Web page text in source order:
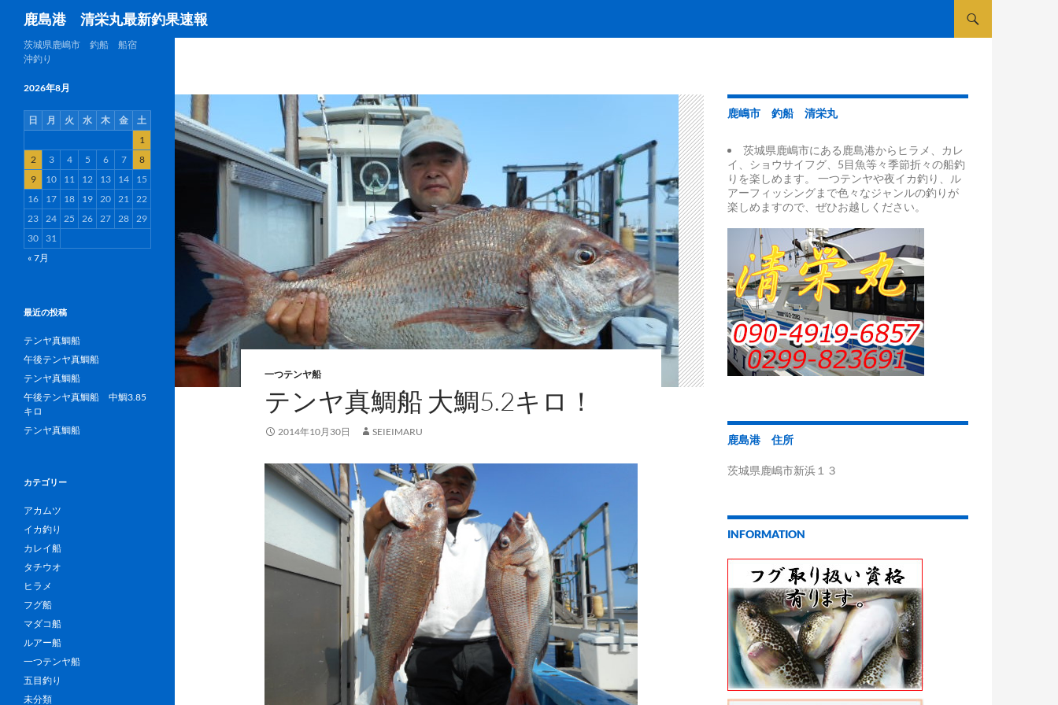
鹿島港 清栄丸最新釣果速報
一つテンヤ船
テンヤ真鯛船 大鯛5.2キロ！
2014年10月30日 SEIEIMARU
鹿嶋市 釣船 清栄丸
茨城県鹿嶋市にある鹿島港からヒラメ、カレ
イ、ショウサイフグ、5目魚等々季節折々の船釣
りを楽しめます。 一つテンヤや夜イカ釣り、ル
アーフィッシングまで色々なジャンルの釣りが
楽しめますので、ぜひお越しください。
鹿島港 住所
茨城県鹿嶋市新浜１３
INFORMATION
茨城県鹿嶋市 釣船 船宿
沖釣り
2026年8月
日 月 火 水 木 金
土
1
2
3 4 5 6 7
8
9
10 11 12 13 14
15
16
17 18 19 20 21 22
23 24 25 26 27 28 29
30
31
« 7月
最近の投稿
テンヤ真鯛船
午後テンヤ真鯛船
テンヤ真鯛船
午後テンヤ真鯛船 中鯛3.85
キロ
テンヤ真鯛船
カテゴリー
アカムツ
イカ釣り
カレイ船
タチウオ
ヒラメ
フグ船
マダコ船
ルアー船
一つテンヤ船
五目釣り
未分類